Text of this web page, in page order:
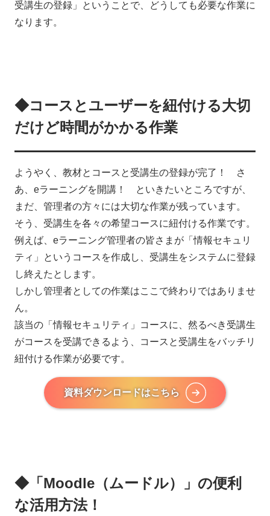
受講生の登録」ということで、どうしても必要な作業に
なります。
◆コースとユーザーを紐付ける大切
だけど時間がかかる作業
ようやく、教材とコースと受講生の登録が完了！ さ
あ、eラーニングを開講！ といきたいところですが、
まだ、管理者の方々には大切な作業が残っています。
そう、受講生を各々の希望コースに紐付ける作業です。
例えば、eラーニング管理者の皆さまが「情報セキュリ
ティ」というコースを作成し、受講生をシステムに登録
し終えたとします。
しかし管理者としての作業はここで終わりではありませ
ん。
該当の「情報セキュリティ」コースに、然るべき受講生
がコースを受講できるよう、コースと受講生をバッチリ
紐付ける作業が必要です。
資料ダウンロードはこちら
◆「Moodle（ムードル）」の便利
な活用方法！